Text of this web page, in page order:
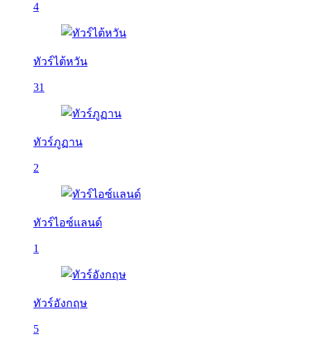
4
ทัวร์ไต้หวัน
31
ทัวร์ภูฏาน
2
ทัวร์ไอซ์แลนด์
1
ทัวร์อังกฤษ
5